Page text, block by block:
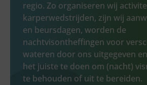
regio. Zo organiseren wij
karperwedstrijden, zijn wij
en beursdagen, worden de
nachtvisontheffingen voor
wateren door ons uitgegeven
het juiste te doen om (nacht)
te behouden of uit te bereiden.